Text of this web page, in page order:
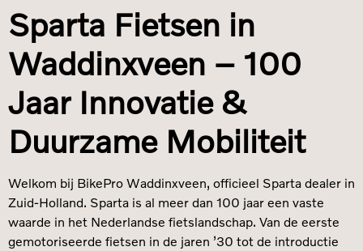
Sparta Fietsen in
Waddinxveen – 100
Jaar Innovatie &
Duurzame Mobiliteit
Welkom bij BikePro Waddinxveen, officieel Sparta dealer in
Zuid-Holland. Sparta is al meer dan 100 jaar een vaste
waarde in het Nederlandse fietslandschap. Van de eerste
gemotoriseerde fietsen in de jaren ’30 tot de introductie